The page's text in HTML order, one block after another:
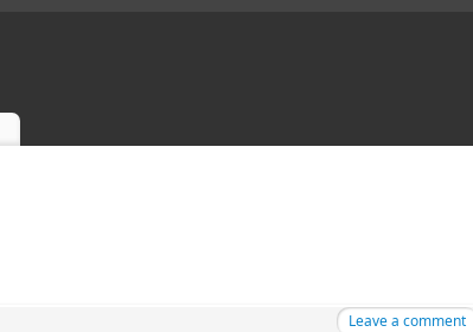
Leave a comment